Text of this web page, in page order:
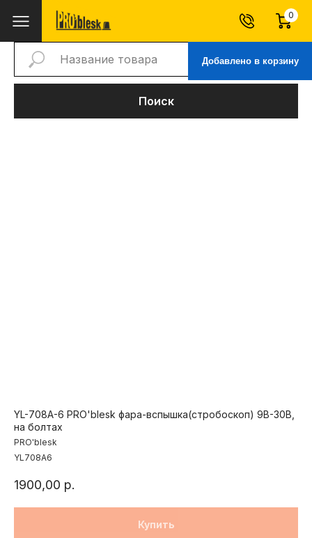
0
Добавлено в корзину
Поиск
YL-708A-6 PRO'blesk фара-вспышка(стробоскоп) 9В-30В,
на болтах
PRO'blesk
YL708A6
1900,00 р.
Купить